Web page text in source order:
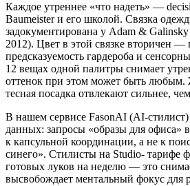
Каждое утреннее «что надеть» —
Baumeister и его школой. Связка
задокументирована у Adam &
2012). Цвет в этой связке вторичен
предсказуемость гардероба и
12 вещах одной палитры снимает
оттенок при этом может быть любым.
тесная посадка отвлекают сильнее,
В нашем сервисе FasonAI (AI-
данных: запросы «образы для офиса»
к капсульной координации, а не к
синего». Стилисты на Studio- тарифе
готовых луков на неделю — это
высвобождает ментальный фокус для